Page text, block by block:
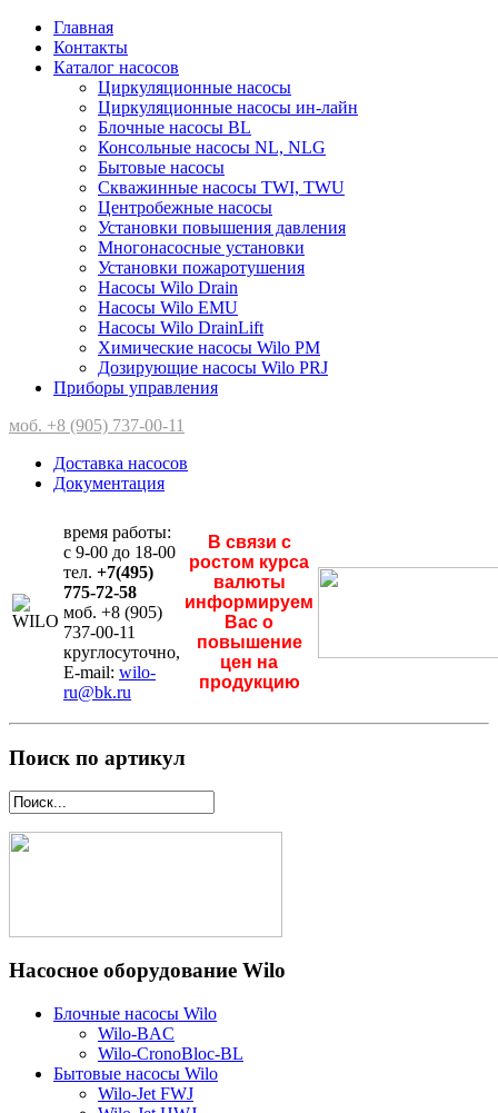
Главная
Контакты
Каталог насосов
Циркуляционные насосы
Циркуляционные насосы ин-лайн
Блочные насосы BL
Консольные насосы NL, NLG
Бытовые насосы
Скважинные насосы TWI, TWU
Центробежные насосы
Установки повышения давления
Многонасосные установки
Установки пожаротушения
Насосы Wilo Drain
Насосы Wilo EMU
Насосы Wilo DrainLift
Химические насосы Wilo PM
Дозирующие насосы Wilo PRJ
Приборы управления
моб. +8 (905) 737-00-11
Доставка насосов
Документация
время работы:
с 9-00 до 18-00
тел. +7(495)
775-72-58
моб. +8 (905)
737-00-11
круглосуточно,
E-mail: wilo-
ru@bk.ru
В связи с
ростом курса
валюты
информируем
Вас о
повышение
цен на
продукцию
Поиск по артикул
Насосное оборудование Wilo
Блочные насосы Wilo
Wilo-BAC
Wilo-CronoBloc-BL
Бытовые насосы Wilo
Wilo-Jet FWJ